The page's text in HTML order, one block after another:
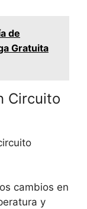
de
Gratuita
Circuito
cambios en
y